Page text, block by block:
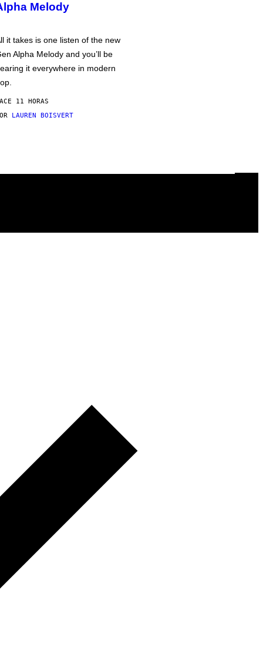
Melody
it takes is one listen of the new
Alpha Melody and you’ll be
it everywhere in modern
11 HORAS
LAUREN BOISVERT